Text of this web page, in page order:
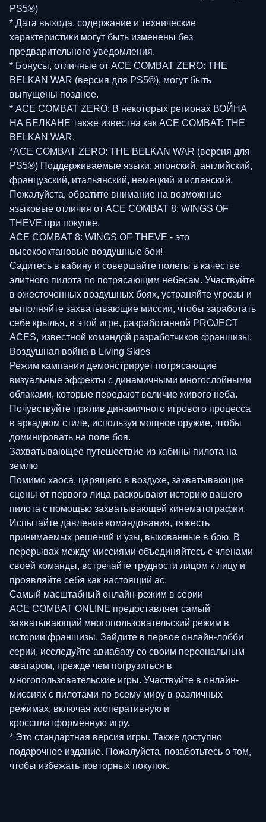
PS5®)
* Дата выхода, содержание и технические
характеристики могут быть изменены без
предварительного уведомления.
* Бонусы, отличные от ACE COMBAT ZERO: THE
BELKAN WAR (версия для PS5®), могут быть
выпущены позднее.
* ACE COMBAT ZERO: В некоторых регионах ВОЙНА
НА БЕЛКАНЕ также известна как ACE COMBAT: THE
BELKAN WAR.
*ACE COMBAT ZERO: THE BELKAN WAR (версия для
PS5®) Поддерживаемые языки: японский, английский,
французский, итальянский, немецкий и испанский.
Пожалуйста, обратите внимание на возможные
языковые отличия от ACE COMBAT 8: WINGS OF
THEVE при покупке.
ACE COMBAT 8: WINGS OF THEVE - это
высокооктановые воздушные бои!
Садитесь в кабину и совершайте полеты в качестве
элитного пилота по потрясающим небесам. Участвуйте
в ожесточенных воздушных боях, устраняйте угрозы и
выполняйте захватывающие миссии, чтобы заработать
себе крылья, в этой игре, разработанной PROJECT
ACES, известной командой разработчиков франшизы.
Воздушная война в Living Skies
Режим кампании демонстрирует потрясающие
визуальные эффекты с динамичными многослойными
облаками, которые передают величие живого неба.
Почувствуйте прилив динамичного игрового процесса
в аркадном стиле, используя мощное оружие, чтобы
доминировать на поле боя.
Захватывающее путешествие из кабины пилота на
землю
Помимо хаоса, царящего в воздухе, захватывающие
сцены от первого лица раскрывают историю вашего
пилота с помощью захватывающей кинематографии.
Испытайте давление командования, тяжесть
принимаемых решений и узы, выкованные в бою. В
перерывах между миссиями объединяйтесь с членами
своей команды, встречайте трудности лицом к лицу и
проявляйте себя как настоящий ас.
Самый масштабный онлайн-режим в серии
ACE COMBAT ONLINE предоставляет самый
захватывающий многопользовательский режим в
истории франшизы. Зайдите в первое онлайн-лобби
серии, исследуйте авиабазу со своим персональным
аватаром, прежде чем погрузиться в
многопользовательские игры. Участвуйте в онлайн-
миссиях с пилотами по всему миру в различных
режимах, включая кооперативную и
кроссплатформенную игру.
* Это стандартная версия игры. Также доступно
подарочное издание. Пожалуйста, позаботьтесь о том,
чтобы избежать повторных покупок.